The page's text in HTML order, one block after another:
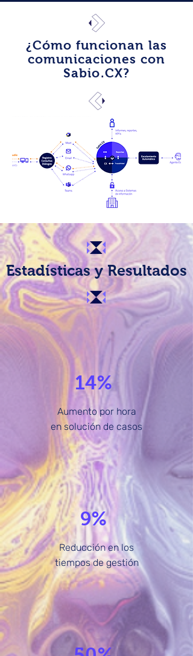
¿Cómo funcionan las
comunicaciones con
Sabio.CX?
Estadísticas y Resultados
14%
Aumento por hora
en solución de casos
9%
Reducción en los
tiempos de gestión